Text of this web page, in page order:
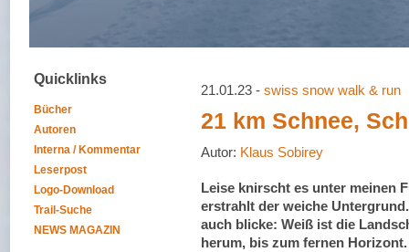
Quicklinks
Bücher
Autoren
Interna / Kommentar
Leserpost
Logo-Download
Trail-Suche
NEWS MAGAZIN
21.01.23 - swiss snow walk & run
21 km Schnee,
Autor: Klaus Sobirey
Leise knirscht es unter meinen
erstrahlt der weiche
auch blicke: Weiß ist die
herum, bis zum fernen